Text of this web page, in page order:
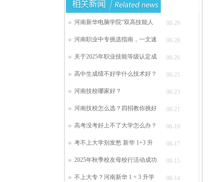
河南新华电脑学院“双高技能人 08-29
河南职业中专挑选指南，一文速 08-28
关于2025年职业技能等级认定成 08-26
高中生成绩不好学什么技术好？ 08-25
河南技校哪家好？ 08-23
河南技校怎么选？四招教你挑好 08-21
高考没考好上不了大学怎么办？ 08-19
考不上大学别发愁 新华 1+3 升 08-17
2025年秋季校友母校行活动成功 08-15
不上大专？河南新华 1 + 3 升学 08-14